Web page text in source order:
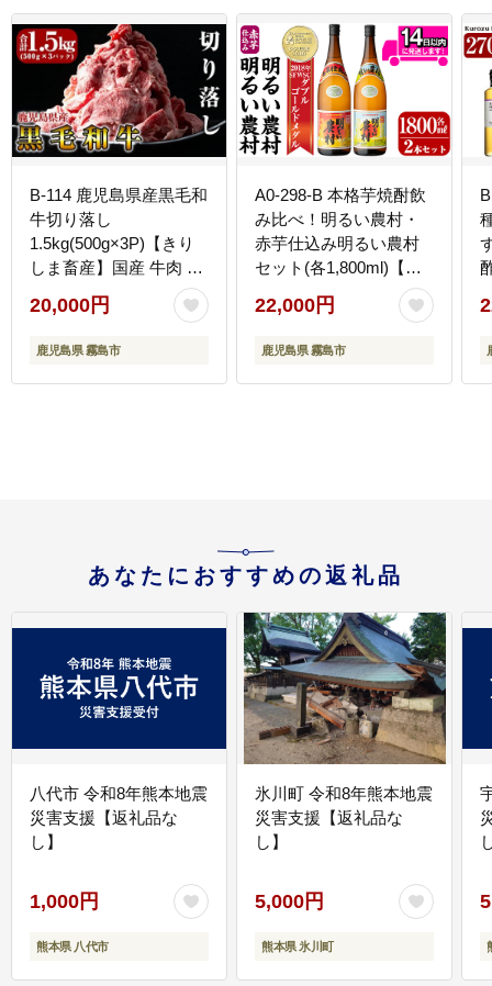
B-114 鹿児島県産黒毛和
牛切り落し
1.5kg(500g×3P)【きり
しま畜産】国産 牛肉 切
り落とし 切り落とし牛
肉 国産 肉 牛
20,000円
鹿児島県 霧島市
A0-298-B 本格芋焼酎飲
み比べ！明るい農村・
赤芋仕込み明るい農村
セット(各1,800ml)【霧
島町蒸留所】霧島市 焼
酎 芋 芋焼酎 本格芋焼酎
本格焼酎 酒 飲み比べセ
22,000円
鹿児島県 霧島市
あなたにおすすめの返礼品
八代市 令和8年熊本地震
災害支援【返礼品な
し】
1,000円
熊本県 八代市
氷川町 令和8年熊本地震
災害支援【返礼品な
し】
5,000円
熊本県 氷川町